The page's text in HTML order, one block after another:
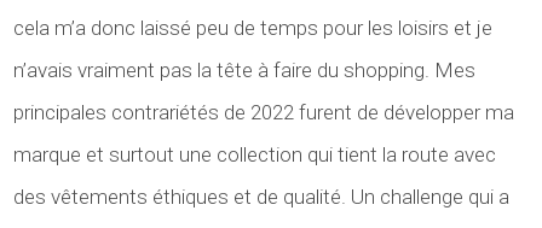
cela m’a donc laissé peu de temps pour les loisirs et je
n’avais vraiment pas la tête à faire du shopping. Mes
principales contrariétés de 2022 furent de développer ma
marque et surtout une collection qui tient la route avec
des vêtements éthiques et de qualité. Un challenge qui a